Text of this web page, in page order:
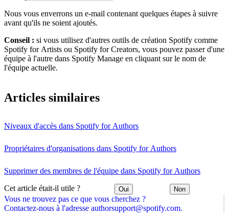
Vous ne trouvez pas ce que vous cherchez ?
Contactez-nous à l'adresse authorsupport@spotify.com.
Nous vous enverrons un e-mail contenant quelques étapes à suivre
avant qu'ils ne soient ajoutés.
Conseil : si vous utilisez d'autres outils de création Spotify comme
Spotify for Artists ou Spotify for Creators, vous pouvez passer d'une
équipe à l'autre dans Spotify Manage en cliquant sur le nom de
l'équipe actuelle.
Articles similaires
Niveaux d'accès dans Spotify for Authors
Propriétaires d'organisations dans Spotify for Authors
Supprimer des membres de l'équipe dans Spotify for Authors
Cet article était-il utile ? Oui Non